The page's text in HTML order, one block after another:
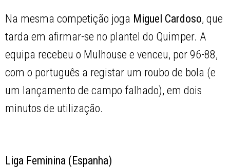
Na mesma competição joga Miguel Cardoso, que
tarda em afirmar-se no plantel do Quimper. A
equipa recebeu o Mulhouse e venceu, por 96-88,
com o português a registar um roubo de bola (e
um lançamento de campo falhado), em dois
minutos de utilização.
Liga Feminina (Espanha)